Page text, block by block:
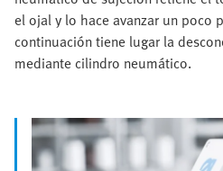
el ojal y lo hace avanzar un poco
continuación tiene lugar la
mediante cilindro neumático.